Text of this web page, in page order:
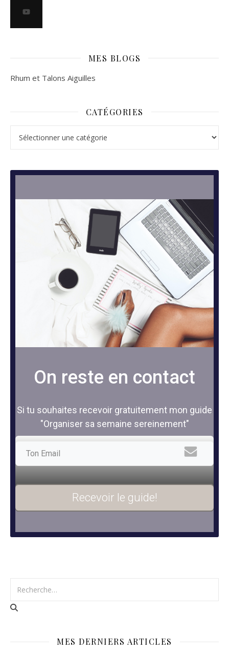
MES BLOGS
Rhum et Talons Aiguilles
CATÉGORIES
On reste en contact
Si tu souhaites recevoir gratuitement mon guide
"Organiser sa semaine sereinement"
Recevoir le guide!
MES DERNIERS ARTICLES